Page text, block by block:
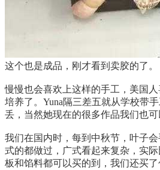
这个也是成品，刚才看到卖胶的了。
慢慢也会喜欢上这样的手工，美国
培养了。Yuna隔三差五就从学校带
丢，当然她现在的很多作品我们也可
我们在国内时，每到中秋节，叶子
式的都做过，广式看起来复杂，实
板和馅料都可以买的到，我们还买